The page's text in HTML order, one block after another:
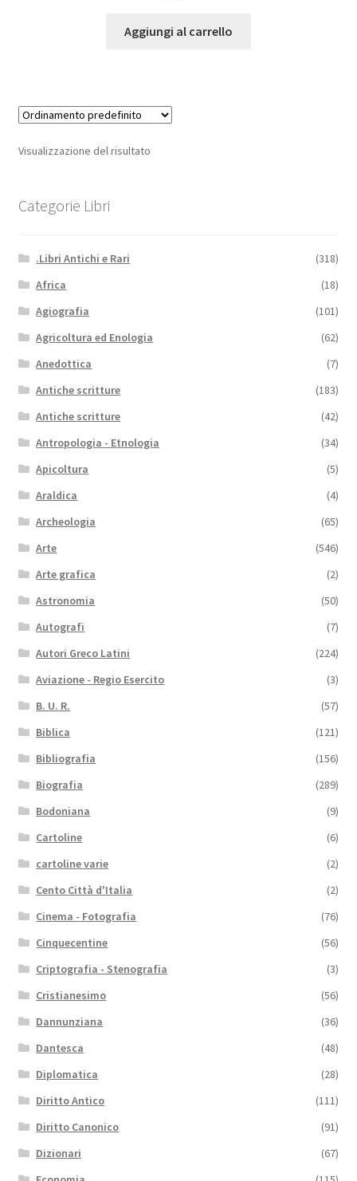
Aggiungi al carrello
Visualizzazione del risultato
Categorie Libri
.Libri Antichi e Rari
(318)
Africa
(18)
Agiografia
(101)
Agricoltura ed Enologia
(62)
Anedottica
(7)
Antiche scritture
(183)
Antiche scritture
(42)
Antropologia - Etnologia
(34)
Apicoltura
(5)
Araldica
(4)
Archeologia
(65)
Arte
(546)
Arte grafica
(2)
Astronomia
(50)
Autografi
(7)
Autori Greco Latini
(224)
Aviazione - Regio Esercito
(3)
B. U. R.
(57)
Biblica
(121)
Bibliografia
(156)
Biografia
(289)
Bodoniana
(9)
Cartoline
(6)
cartoline varie
(2)
Cento Città d'Italia
(2)
Cinema - Fotografia
(76)
Cinquecentine
(56)
Criptografia - Stenografia
(3)
Cristianesimo
(56)
Dannunziana
(36)
Dantesca
(48)
Diplomatica
(28)
Diritto Antico
(111)
Diritto Canonico
(91)
Dizionari
(67)